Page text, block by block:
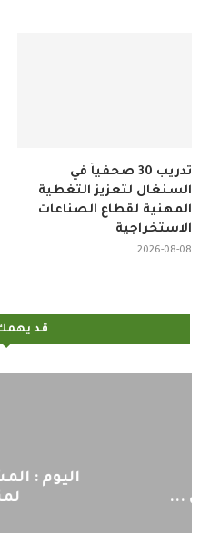
تدريب 30 صحفياً في
السنغال لتعزيز التغطية
المهنية لقطاع الصناعات
الاستخراجية
2026-08-08
قد
اليوم : المشاركة
لمنظمي